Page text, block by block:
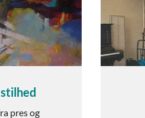
pres og